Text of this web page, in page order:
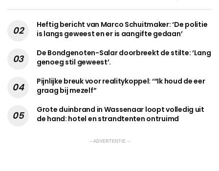
Heftig bericht van Marco Schuitmaker: ‘De politie
is langs geweest en er is aangifte gedaan’
De Bondgenoten-Salar doorbreekt de stilte: ‘Lang
genoeg stil geweest’.
Pijnlijke breuk voor realitykoppel: ‘“Ik houd de eer
graag bij mezelf”
Grote duinbrand in Wassenaar loopt volledig uit
de hand: hotel en strandtenten ontruimd
-- ADVERTENTIE --